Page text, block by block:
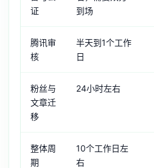
证
到场
腾讯审
核
半天到1个工作
日
粉丝与
文章迁
移
24小时左右
整体周
期
10个工作日左
右